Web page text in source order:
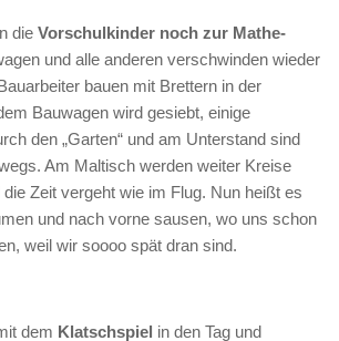
die Vorschulkinder noch zur Mathe-
und alle anderen verschwinden wieder
bauen mit Brettern in der
Bauwagen wird gesiebt, einige
den „Garten“ und am Unterstand sind
Am Maltisch werden weiter Kreise
Zeit vergeht wie im Flug. Nun heißt es
und nach vorne sausen, wo uns schon
weil wir soooo spät dran sind.
dem Klatschspiel in den Tag und